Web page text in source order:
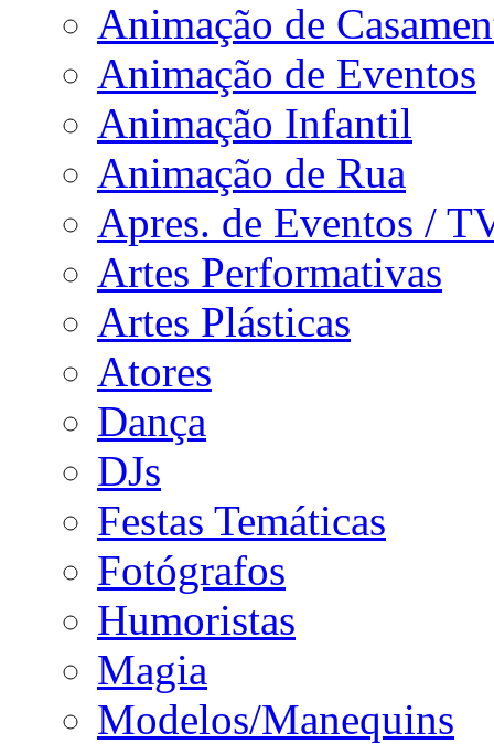
Animação de
Animação de Eventos
Animação Infantil
Animação de Rua
Apres. de Eventos /
Artes Performativas
Artes Plásticas
Atores
Dança
DJs
Festas Temáticas
Fotógrafos
Humoristas
Magia
Modelos/Manequins